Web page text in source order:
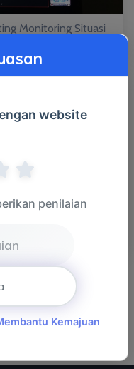
Monitoring Situasi
website
penilaian
Kemajuan